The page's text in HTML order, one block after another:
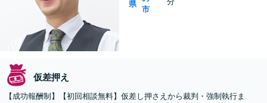
県
市
仮差押え
【成功報酬制】【初回相談無料】仮差し押さえから裁判・強制執行ま